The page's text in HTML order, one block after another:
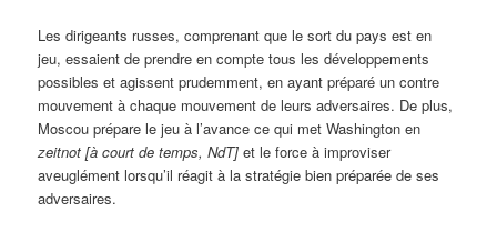
Les dirigeants russes, comprenant que le sort du pays est en
jeu, essaient de prendre en compte tous les développements
possibles et agissent prudemment, en ayant préparé un contre
mouvement à chaque mouvement de leurs adversaires. De plus,
Moscou prépare le jeu à l’avance ce qui met Washington en
zeitnot [à court de temps, NdT] et le force à improviser
aveuglément lorsqu’il réagit à la stratégie bien préparée de ses
adversaires.